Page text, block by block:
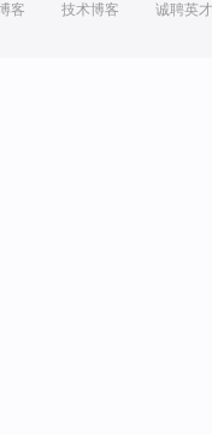
客 技术博客 诚聘英才